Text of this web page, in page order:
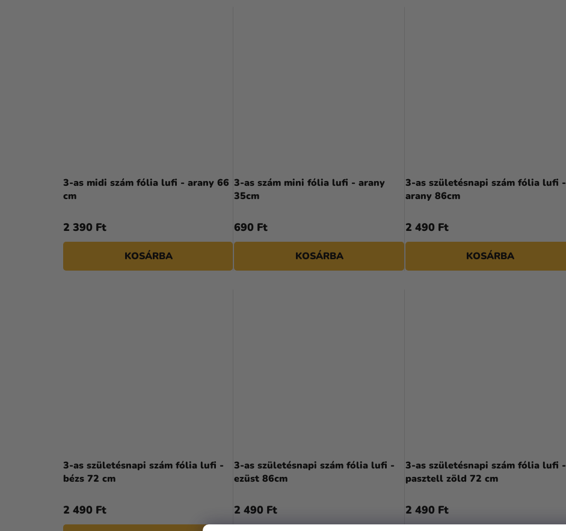
3-as midi szám fólia lufi - arany 66
cm
2 390 Ft
KOSÁRBA
3-as szám mini fólia lufi - arany
35cm
690 Ft
KOSÁRBA
3-as születésnapi szám fólia lufi -
arany 86cm
2 490 Ft
KOSÁRBA
3-as születésnapi szám fólia lufi -
bézs 72 cm
2 490 Ft
3-as születésnapi szám fólia lufi -
ezüst 86cm
2 490 Ft
3-as születésnapi szám fólia lufi -
pasztell zöld 72 cm
2 490 Ft